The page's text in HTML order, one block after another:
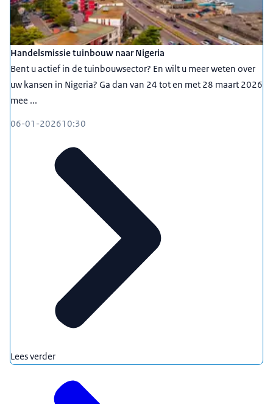
Handelsmissie tuinbouw naar Nigeria
Bent u actief in de tuinbouwsector? En wilt u meer weten over
uw kansen in Nigeria? Ga dan van 24 tot en met 28 maart 2026
mee ...
06-01-202610:30
Lees verder